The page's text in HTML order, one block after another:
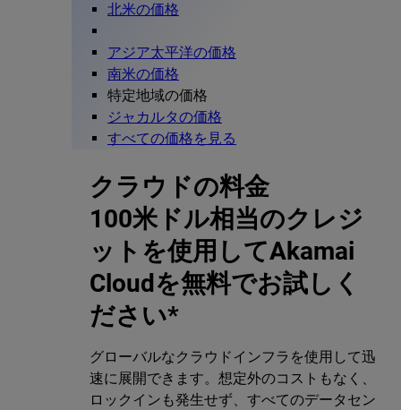
北米の価格
アジア太平洋の価格
南米の価格
特定地域の価格
ジャカルタの価格
すべての価格を見る
クラウドの料金
100米ドル相当のクレジ
ットを使用してAkamai
Cloudを無料でお試しく
ださい*
グローバルなクラウドインフラを使用して迅
速に展開できます。想定外のコストもなく、
ロックインも発生せず、すべてのデータセン